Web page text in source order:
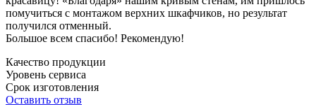
помучиться с монтажом верхних шкафчиков, но результат
получился отменный.
Большое всем спасибо! Рекомендую!
Качество продукции
Уровень сервиса
Срок изготовления
Оставить отзыв